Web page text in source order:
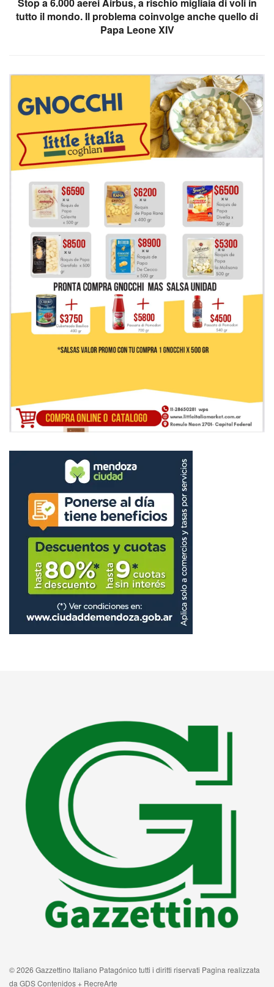
Stop a 6.000 aerei Airbus, a rischio migliaia di voli in
tutto il mondo. Il problema coinvolge anche quello di
Papa Leone XIV
© 2026 Gazzettino Italiano Patagónico tutti i diritti riservati Pagina realizzata
da GDS Contenidos + RecreArte